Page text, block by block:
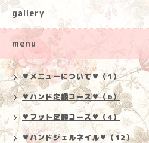
gallery
menu
♥メニューについて♥（1）
♥ハンド定額コース♥（6）
♥フット定額コース♥（4）
♥ハンドジェルネイル♥（12）